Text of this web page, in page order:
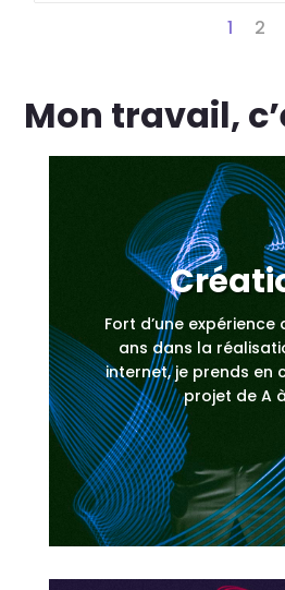
1 2
Mon travail,
Fort d’une expérience
ans dans la
internet, je prends en
projet de A